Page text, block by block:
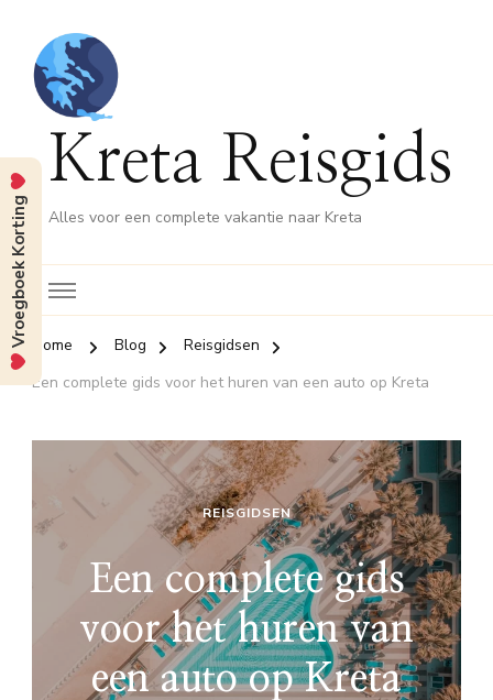
Kreta Reisgids
Alles voor een complete vakantie naar Kreta
Home Blog
Reisgidsen
Een complete gids voor het huren van een auto op Kreta
REISGIDSEN
Een complete gids
voor het huren van
een auto op Kreta
Vroegboek Korting